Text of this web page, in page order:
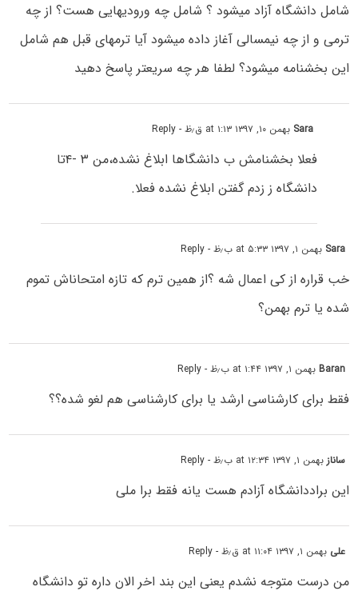
شامل دانشگاه آزاد میشود ؟ شامل چه ورودیهایی هست؟ از چه
ترمی و از چه نیمسالی آغاز داده میشود آیا ترمهای قبل هم شامل
این بخشنامه میشود؟ لطفا هر چه سریعتر پاسخ دهید
Sara بهمن ۱۰, ۱۳۹۷ at ۱:۱۳ ق٫ظ - Reply
فعلا بخشنامش ب دانشگاها ابلاغ نشده،من ۳ -۴تا
دانشگاه ز زدم گفتن ابلاغ نشده فعلا.
Sara بهمن ۱, ۱۳۹۷ at ۵:۳۳ ب٫ظ - Reply
خب قراره از کی اعمال شه ؟از همین ترم که تازه امتحاناش تموم
شده یا ترم بهمن؟
Baranبهمن ۱, ۱۳۹۷ at ۱:۴۴ ب٫ظ - Reply
فقط برای کارشناسی ارشد یا برای کارشناسی هم لغو شده؟؟
سانازبهمن ۱, ۱۳۹۷ at ۱۲:۳۴ ب٫ظ - Reply
این براددانشگاه آزادم هست یانه فقط برا ملی
علی بهمن ۱, ۱۳۹۷ at ۱۱:۰۴ ق٫ظ - Reply
من درست متوجه نشدم یعنی این بند اخر الان داره تو دانشگاه